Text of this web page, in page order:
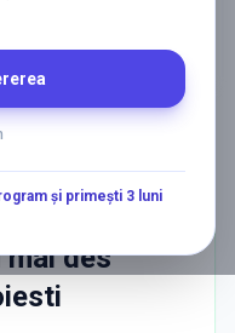
și primești 3 luni
mai des